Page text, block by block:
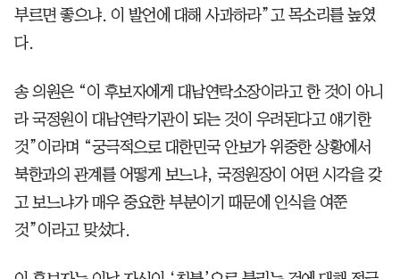
부르면 좋으냐. 이 발언에 대해 사과하라”고 목소리를 높였
다.
송 의원은 “이 후보자에게 대남연락소장이라고 한 것이 아니
라 국정원이 대남연락기관이 되는 것이 우려된다고 얘기한
것”이라며 “궁극적으로 대한민국 안보가 위중한 상황에서
북한과의 관계를 어떻게 보느냐, 국정원장이 어떤 시각을 갖
고 보느냐가 매우 중요한 부분이기 때문에 인식을 여쭌
것”이라고 맞섰다.